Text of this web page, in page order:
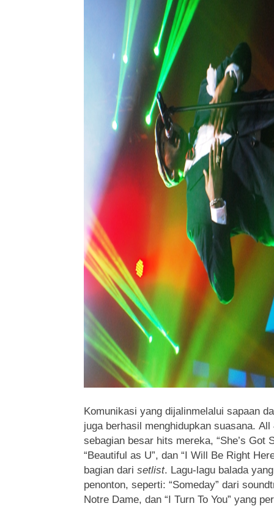
Komunikasi yang dijalinmelalui sapaan
juga berhasil menghidupkan suasana.
sebagian besar hits mereka, “She’s Got
“Beautiful as U”, dan “I Will Be Right
bagian dari setlist. Lagu-lagu balada
penonton, seperti: “Someday” dari
Notre Dame, dan “I Turn To You” yang